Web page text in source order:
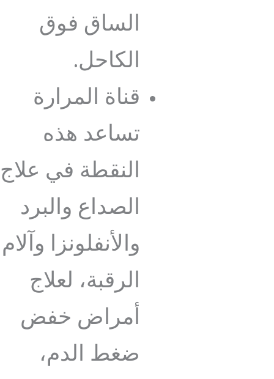
الساق فوق
الكاحل.
قناة المرارة
تساعد هذه
النقطة في علاج
الصداع والبرد
والأنفلونزا وآلام
الرقبة، لعلاج
أمراض خفض
ضغط الدم،